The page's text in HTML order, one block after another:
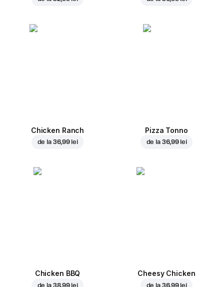
Chicken Ranch
de la 36,99 lei
Pizza Tonno
de la 36,99 lei
Chicken BBQ
de la 38,99 lei
Cheesy Chicken
de la 36,99 lei